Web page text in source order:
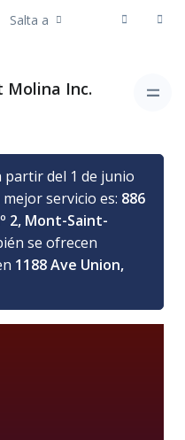
Salta a
Molina Inc.
partir del 1 de junio
servicio es: 886
2, Mont-Saint-
se ofrecen
1188 Ave Union,